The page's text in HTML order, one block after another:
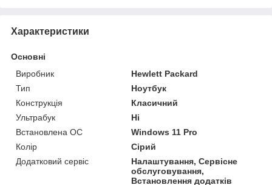
Характеристики
Основні
Виробник
Hewlett Packard
Тип
Ноутбук
Конструкція
Класичний
Ультрабук
Ні
Встановлена ОС
Windows 11 Pro
Колір
Сірий
Додатковий сервіс
Налаштування, Сервісне
обслуговування,
Встановлення додатків